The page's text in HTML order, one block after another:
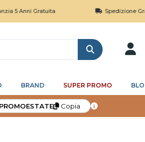
Gratuita Spedizione Gratuita
Cerca
BRAND SUPER PROMO
PROMOESTATE Copia